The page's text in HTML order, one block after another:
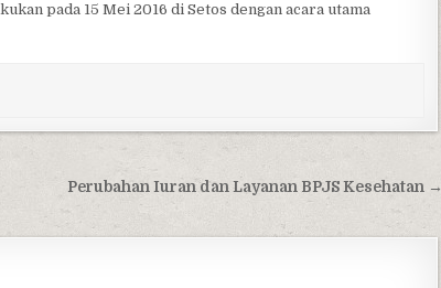
pada 15 Mei 2016 di Setos dengan acara utama
Perubahan Iuran dan Layanan BPJS Kesehatan →